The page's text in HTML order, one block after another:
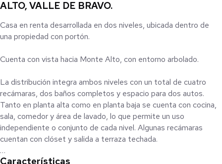
ALTO, VALLE DE BRAVO.
Casa en renta desarrollada en dos niveles, ubicada dentro de
una propiedad con portón.
Cuenta con vista hacia Monte Alto, con entorno arbolado.
La distribución integra ambos niveles con un total de cuatro
recámaras, dos baños completos y espacio para dos autos.
Tanto en planta alta como en planta baja se cuenta con cocina,
sala, comedor y área de lavado, lo que permite un uso
independiente o conjunto de cada nivel. Algunas recámaras
cuentan con clóset y salida a terraza techada.
La ubicación permite acceso pavimentado desde la CDMX y
Características